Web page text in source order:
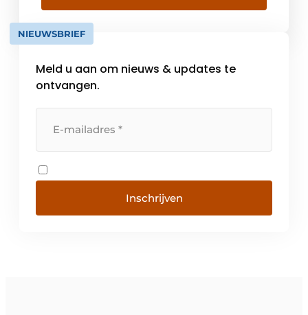
apparatenbouw, utiliteitsbouw, staalbouw,
scheepsbouw, engineering, infrastructuur,
weg- en waterbouw en offshore-industrie.
NIEUWSBRIEF
Meld u aan om nieuws & updates te
ontvangen.
Inschrijven